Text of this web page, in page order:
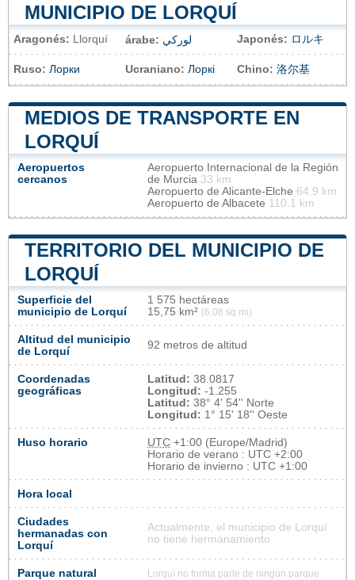
MUNICIPIO DE LORQUÍ
Aragonés: Llorquí árabe: لوركي Japonés: ロルキ
Ruso: Лорки Ucraniano: Лоркі Chino: 洛尔基
MEDIOS DE TRANSPORTE EN
LORQUÍ
Aeropuertos
cercanos
Aeropuerto Internacional de la Región
de Murcia 33 km
Aeropuerto de Alicante-Elche 64.9 km
Aeropuerto de Albacete 110.1 km
TERRITORIO DEL MUNICIPIO DE
LORQUÍ
Superficie del
municipio de Lorquí
1 575 hectáreas
15,75 km² (6,08 sq mi)
Altitud del municipio
de Lorquí
92 metros de altitud
Coordenadas
geográficas
Latitud: 38.0817
Longitud: -1.255
Latitud: 38° 4' 54'' Norte
Longitud: 1° 15' 18'' Oeste
Huso horario UTC +1:00 (Europe/Madrid)
Horario de verano : UTC +2:00
Horario de invierno : UTC +1:00
Hora local
Ciudades
hermanadas con
Lorquí
Actualmente, el municipio de Lorquí
no tiene hermanamiento
Parque natural Lorquí no forma parte de ningún parque